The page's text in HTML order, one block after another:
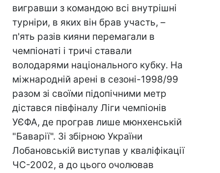
вигравши з командою всі внутрішні
турніри, в яких він брав участь, –
п'ять разів кияни перемагали в
чемпіонаті і тричі ставали
володарями національного кубку. На
міжнародній арені в сезоні-1998/99
разом зі своїми підопічними метр
дістався півфіналу Ліги чемпіонів
УЄФА, де програв лише мюнхенській
"Баварії". Зі збірною України
Лобановській виступав у кваліфікації
ЧС-2002, а до цього очолював